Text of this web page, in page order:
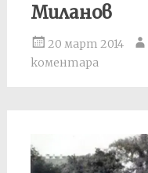
Миланов
20 март 2014
коментара